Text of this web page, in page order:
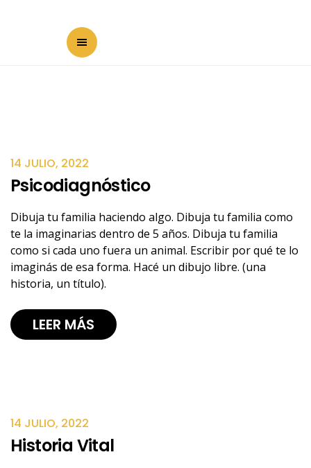
14 JULIO, 2022
Psicodiagnóstico
Dibuja tu familia haciendo algo. Dibuja tu familia como
te la imaginarias dentro de 5 años. Dibuja tu familia
como si cada uno fuera un animal. Escribir por qué te lo
imaginás de esa forma. Hacé un dibujo libre. (una
historia, un título).
LEER MÁS
14 JULIO, 2022
Historia Vital